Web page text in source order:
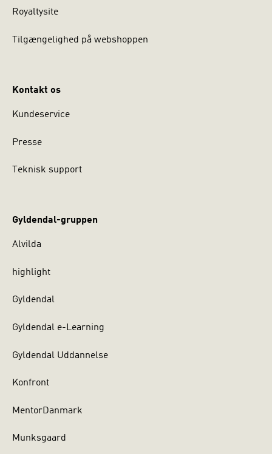
Royaltysite
Tilgængelighed på webshoppen
Kontakt os
Kundeservice
Presse
Teknisk support
Gyldendal-gruppen
Alvilda
highlight
Gyldendal
Gyldendal e-Learning
Gyldendal Uddannelse
Konfront
MentorDanmark
Munksgaard